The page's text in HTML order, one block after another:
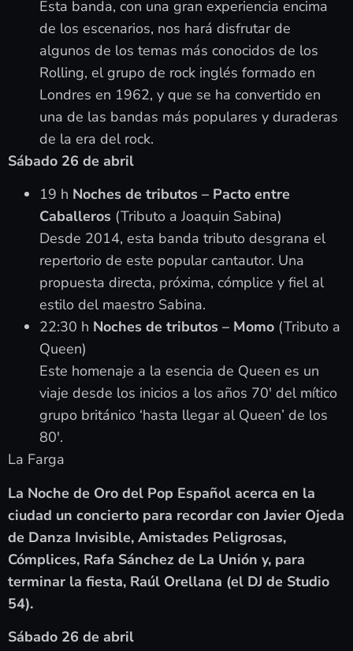
Esta banda, con una gran experiencia encima
de los escenarios, nos hará disfrutar de
algunos de los temas más conocidos de los
Rolling, el grupo de rock inglés formado en
Londres en 1962, y que se ha convertido en
una de las bandas más populares y duraderas
de la era del rock.
Sábado 26 de abril
19 h Noches de tributos – Pacto entre
Caballeros (Tributo a Joaquin Sabina)
Desde 2014, esta banda tributo desgrana el
repertorio de este popular cantautor. Una
propuesta directa, próxima, cómplice y fiel al
estilo del maestro Sabina.
22:30 h Noches de tributos – Momo (Tributo a
Queen)
Este homenaje a la esencia de Queen es un
viaje desde los inicios a los años 70′ del mítico
grupo británico ‘hasta llegar al Queen’ de los
80′.
La Farga
La Noche de Oro del Pop Español acerca en la
ciudad un concierto para recordar con Javier Ojeda
de Danza Invisible, Amistades Peligrosas,
Cómplices, Rafa Sánchez de La Unión y, para
terminar la fiesta, Raúl Orellana (el DJ de Studio
54).
Sábado 26 de abril